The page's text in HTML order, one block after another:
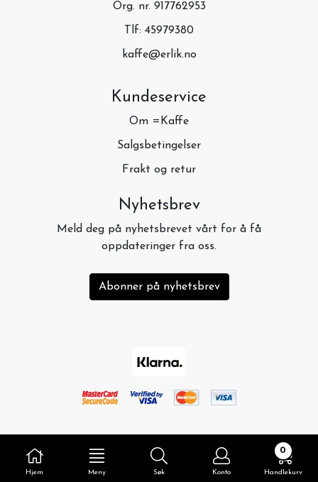
Hjem Meny Søk Konto
0
Handlekurv
Org. nr. 917762953
Tlf: 45979380
kaffe@erlik.no
Kundeservice
Om =Kaffe
Salgsbetingelser
Frakt og retur
Nyhetsbrev
Meld deg på nyhetsbrevet vårt for å få
oppdateringer fra oss.
Abonner på nyhetsbrev